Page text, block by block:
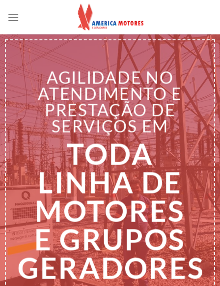
AGILIDADE NO
ATENDIMENTO E
PRESTAÇÃO DE
SERVIÇOS EM
TODA
LINHA DE
MOTORES
EGRUPOS
GERADORES